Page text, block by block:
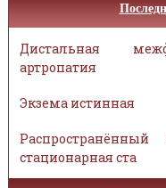
Дистальная
артропатия
Экзема истинная
стационарная ста